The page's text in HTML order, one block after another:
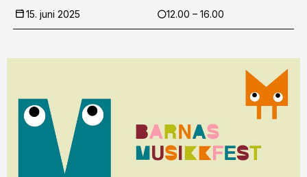
15. juni 2025
12.00 – 16.00